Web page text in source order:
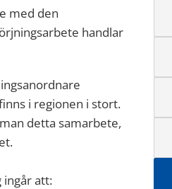
med den
handlar
i regionen i stort.
detta samarbete,
att: